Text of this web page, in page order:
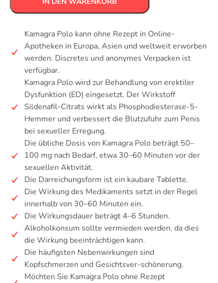
Kamagra Polo kann ohne Rezept in Online-
Apotheken in Europa, Asien und weltweit erworben
werden. Discretes und anonymes Verpacken ist
verfügbar.
Kamagra Polo wird zur Behandlung von erektiler
Dysfunktion (ED) eingesetzt. Der Wirkstoff
Sildenafil-Citrats wirkt als Phosphodiesterase-5-
Hemmer und verbessert die Blutzufuhr zum Penis
bei sexueller Erregung.
Die übliche Dosis von Kamagra Polo beträgt 50–
100 mg nach Bedarf, etwa 30–60 Minuten vor der
sexuellen Aktivität.
Die Darreichungsform ist ein kaubare Tablette.
Die Wirkung des Medikaments setzt in der Regel
innerhalb von 30–60 Minuten ein.
Die Wirkungsdauer beträgt 4–6 Stunden.
Alkoholkonsum sollte vermieden werden, da dies
die Wirkung beeinträchtigen kann.
Die häufigsten Nebenwirkungen sind
Kopfschmerzen und Gesichtsver-schönerung.
Möchten Sie Kamagra Polo ohne Rezept